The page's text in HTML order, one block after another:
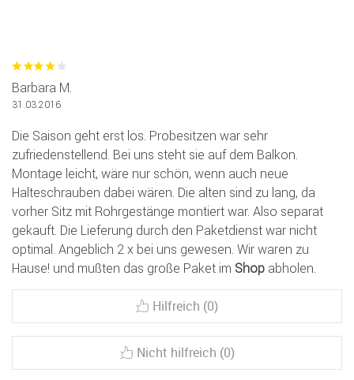
Barbara M.
31.03.2016
Die Saison geht erst los. Probesitzen war sehr
zufriedenstellend. Bei uns steht sie auf dem Balkon.
Montage leicht, wäre nur schön, wenn auch neue
Halteschrauben dabei wären. Die alten sind zu lang, da
vorher Sitz mit Rohrgestänge montiert war. Also separat
gekauft. Die Lieferung durch den Paketdienst war nicht
optimal. Angeblich 2 x bei uns gewesen. Wir waren zu
Hause! und mußten das große Paket im Shop abholen.
Hilfreich (0)
Nicht hilfreich (0)